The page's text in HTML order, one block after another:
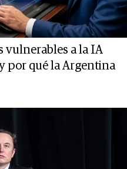
vulnerables a la IA
por qué la Argentina